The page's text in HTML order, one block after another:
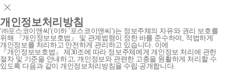
개인정보처리방침
'㈜포스코이앤씨'(이하 '포스코이앤씨')는 정보주체의 자유와 권리 보호를
위해 『개인정보보호법』 및 관계법령이 정한 바를 준수하여, 적법하게
개인정보를 처리하고 안전하게 관리하고 있습니다. 이에
『개인정보보호법』 제30조에 따라 정보주체에게 개인정보 처리에 관한
절차 및 기준을 안내하고, 개인정보와 관련한 고충을 원활하게 처리할 수
있도록 다음과 같이 개인정보처리방침을 수립∙공개합니다.